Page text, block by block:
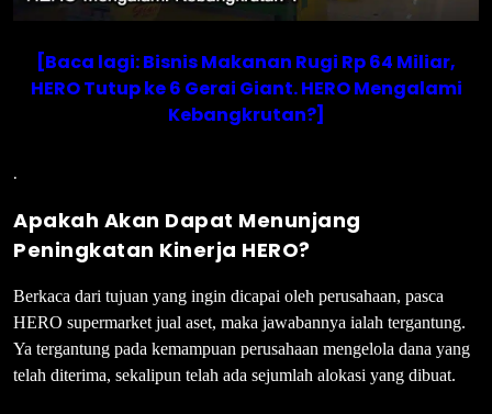
[Baca lagi: Bisnis Makanan Rugi Rp 64 Miliar,
HERO Tutup ke 6 Gerai Giant. HERO Mengalami
Kebangkrutan?]
.
Apakah Akan Dapat Menunjang
Peningkatan Kinerja HERO?
Berkaca dari tujuan yang ingin dicapai oleh perusahaan, pasca
HERO supermarket jual aset, maka jawabannya ialah tergantung.
Ya tergantung pada kemampuan perusahaan mengelola dana yang
telah diterima, sekalipun telah ada sejumlah alokasi yang dibuat.